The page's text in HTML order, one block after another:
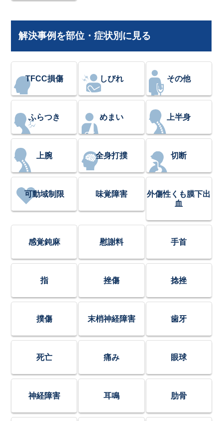
解決事例を部位・症状別に見る
TFCC損傷 しびれ その他
ふらつき めまい 上半身
上腕 全身打撲 切断
可動域制限 味覚障害
外傷性くも膜下出
血
感覚鈍麻 慰謝料 手首
指 挫傷 捻挫
撲傷 末梢神経障害 歯牙
死亡 痛み 眼球
神経障害 耳鳴 肋骨